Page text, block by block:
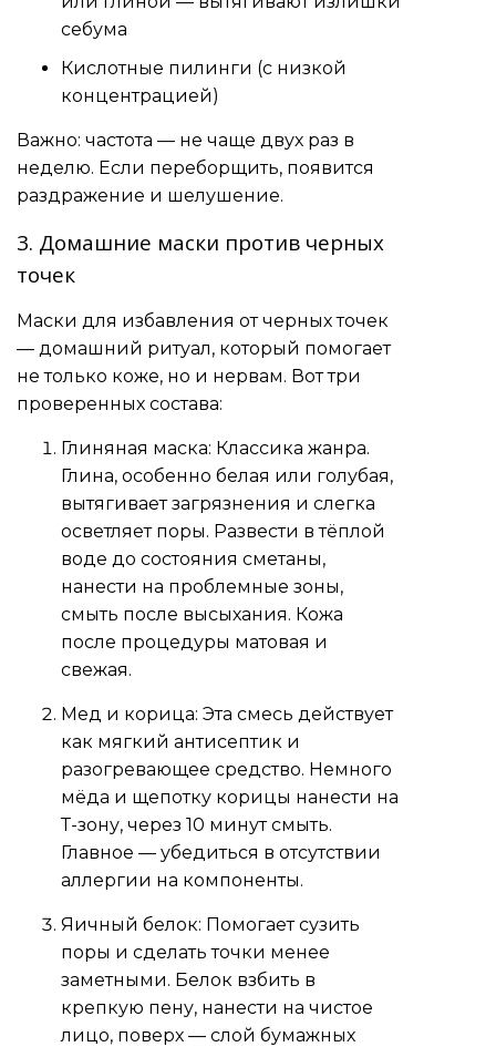
себума
Кислотные пилинги (с низкой
концентрацией)
Важно: частота — не чаще двух раз в
неделю. Если переборщить, появится
раздражение и шелушение.
3. Домашние маски против черных
точек
Маски для избавления от черных точек
— домашний ритуал, который помогает
не только коже, но и нервам. Вот три
проверенных состава:
Глиняная маска: Классика жанра.
Глина, особенно белая или голубая,
вытягивает загрязнения и слегка
осветляет поры. Развести в тёплой
воде до состояния сметаны,
нанести на проблемные зоны,
смыть после высыхания. Кожа
после процедуры матовая и
свежая.
Мед и корица: Эта смесь действует
как мягкий антисептик и
разогревающее средство. Немного
мёда и щепотку корицы нанести на
Т-зону, через 10 минут смыть.
Главное — убедиться в отсутствии
аллергии на компоненты.
Яичный белок: Помогает сузить
поры и сделать точки менее
заметными. Белок взбить в
крепкую пену, нанести на чистое
лицо, поверх — слой бумажных